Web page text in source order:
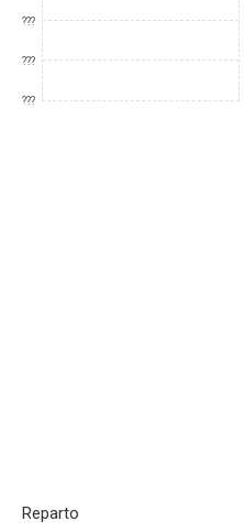
???
???
???
Reparto